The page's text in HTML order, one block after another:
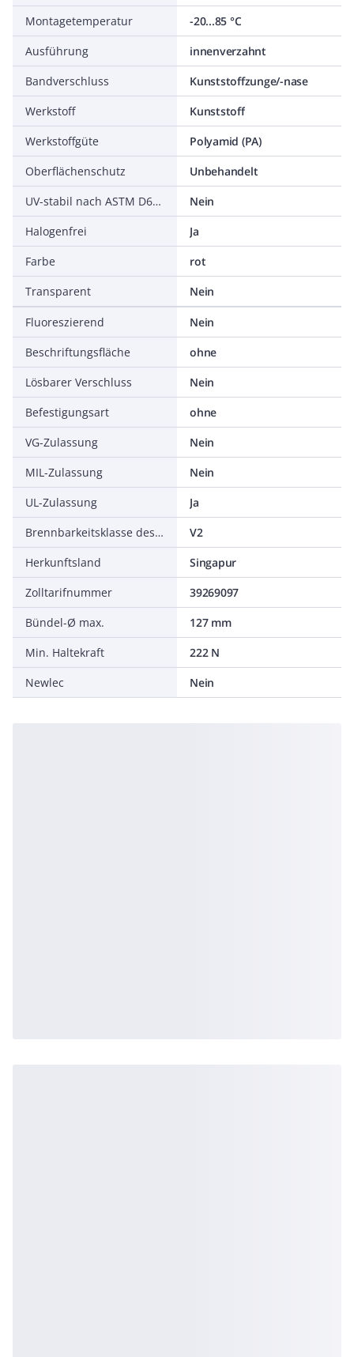
Montagetemperatur
-20...85 °C
Ausführung
innenverzahnt
Bandverschluss
Kunststoffzunge/-nase
Werkstoff
Kunststoff
Werkstoffgüte
Polyamid (PA)
Oberflächenschutz
Unbehandelt
UV-stabil nach ASTM D6779
Nein
Halogenfrei
Ja
Farbe
rot
Transparent
Nein
Fluoreszierend
Nein
Beschriftungsfläche
ohne
Lösbarer Verschluss
Nein
Befestigungsart
ohne
VG-Zulassung
Nein
MIL-Zulassung
Nein
UL-Zulassung
Ja
Brennbarkeitsklasse des Isolierstoffs nach UL94
V2
Herkunftsland
Singapur
Zolltarifnummer
39269097
Bündel-Ø max.
127 mm
Min. Haltekraft
222 N
Newlec
Nein